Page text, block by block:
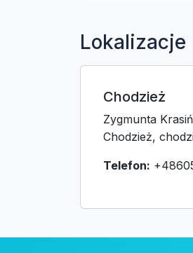
Lokalizacje
Chodzież
Zygmunta
Chodzież,
Telefon: